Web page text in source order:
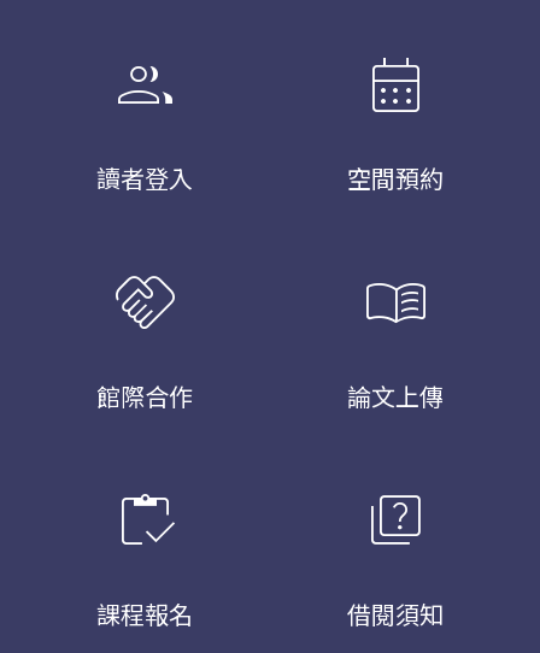
group
讀者登入
calendar_month
空間預約
handshake
館際合作
menu_book
論文上傳
inventory
課程報名
quiz
借閱須知